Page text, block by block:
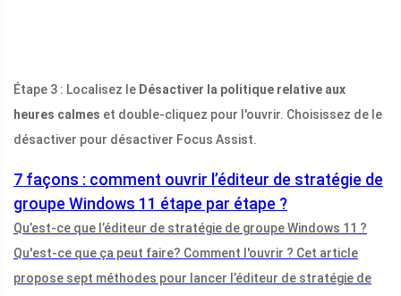
Étape 3 : Localisez le Désactiver la politique relative aux
heures calmes et double-cliquez pour l'ouvrir. Choisissez de le
désactiver pour désactiver Focus Assist.
7 façons : comment ouvrir l’éditeur de stratégie de
groupe Windows 11 étape par étape ?
Qu’est-ce que l’éditeur de stratégie de groupe Windows 11 ?
Qu'est-ce que ça peut faire? Comment l'ouvrir ? Cet article
propose sept méthodes pour lancer l’éditeur de stratégie de